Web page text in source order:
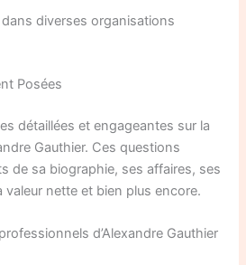
diverses organisations
Posées
détaillées et engageantes sur la
Gauthier. Ces questions
de sa biographie, ses affaires, ses
valeur nette et bien plus encore.
d’Alexandre Gauthier